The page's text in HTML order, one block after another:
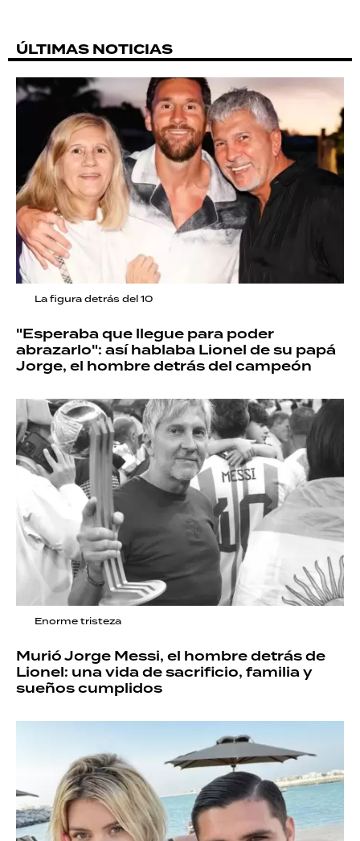
ÚLTIMAS NOTICIAS
La figura detrás del 10
"Esperaba que llegue para poder
abrazarlo": así hablaba Lionel de su papá
Jorge, el hombre detrás del campeón
Enorme tristeza
Murió Jorge Messi, el hombre detrás de
Lionel: una vida de sacrificio, familia y
sueños cumplidos